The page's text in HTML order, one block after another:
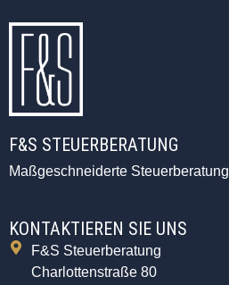
F&S STEUERBERATUNG
Maßgeschneiderte Steuerberatung
KONTAKTIEREN SIE UNS
F&S Steuerberatung
Charlottenstraße 80